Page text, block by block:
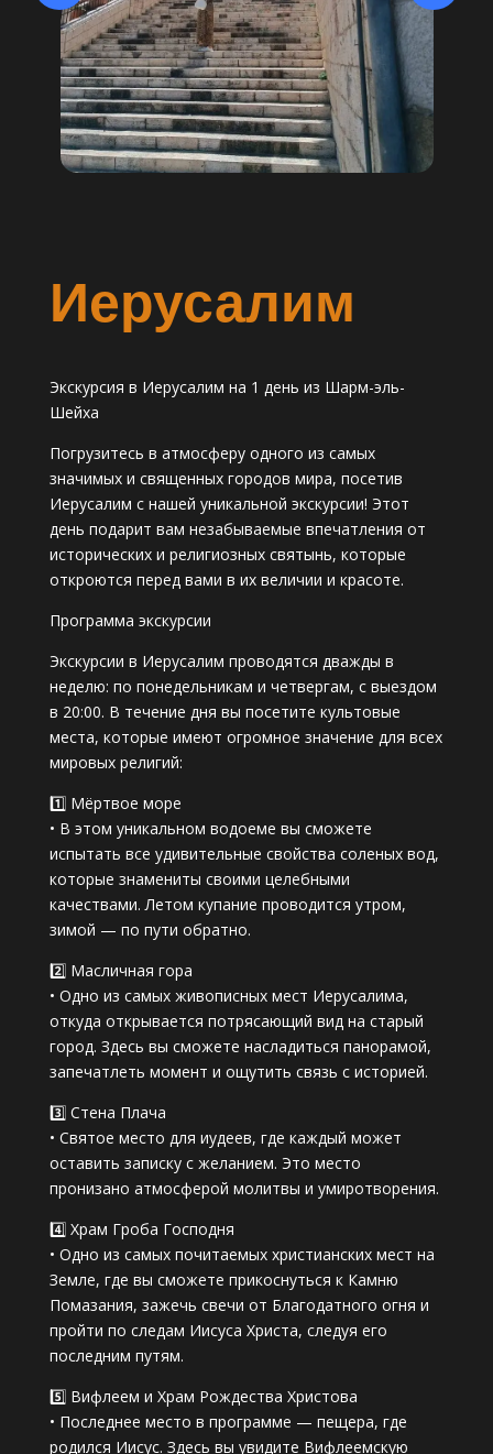
Иерусалим
Экскурсия в Иерусалим на 1 день из Шарм-эль-
Шейха
Погрузитесь в атмосферу одного из самых
значимых и священных городов мира, посетив
Иерусалим с нашей уникальной экскурсии! Этот
день подарит вам незабываемые впечатления от
исторических и религиозных святынь, которые
откроются перед вами в их величии и красоте.
Программа экскурсии
Экскурсии в Иерусалим проводятся дважды в
неделю: по понедельникам и четвергам, с выездом
в 20:00. В течение дня вы посетите культовые
места, которые имеют огромное значение для всех
мировых религий:
1️⃣ Мёртвое море
• В этом уникальном водоеме вы сможете
испытать все удивительные свойства соленых вод,
которые знамениты своими целебными
качествами. Летом купание проводится утром,
зимой — по пути обратно.
2️⃣ Масличная гора
• Одно из самых живописных мест Иерусалима,
откуда открывается потрясающий вид на старый
город. Здесь вы сможете насладиться панорамой,
запечатлеть момент и ощутить связь с историей.
3️⃣ Стена Плача
• Святое место для иудеев, где каждый может
оставить записку с желанием. Это место
пронизано атмосферой молитвы и умиротворения.
4️⃣ Храм Гроба Господня
• Одно из самых почитаемых христианских мест на
Земле, где вы сможете прикоснуться к Камню
Помазания, зажечь свечи от Благодатного огня и
пройти по следам Иисуса Христа, следуя его
последним путям.
5️⃣ Вифлеем и Храм Рождества Христова
• Последнее место в программе — пещера, где
родился Иисус. Здесь вы увидите Вифлеемскую